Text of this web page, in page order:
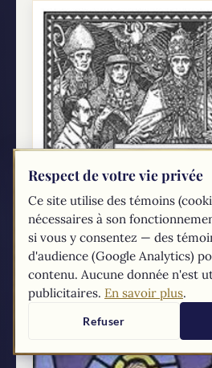
Passage de la Bible :
l'Église
À notre époque, on peut
et l'Église menacés. Ce qui
la promesse que Jésus-Christ
Elle sera indéfectible jusqu'à...
Respect de votre vie privée
Ce site utilise des témoins
nécessaires à son
si vous y consentez — des
d'audience (Google Analytics)
contenu. Aucune donnée n'est
publicitaires. En savoir plus.
Refuser